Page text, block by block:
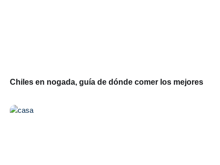
Chiles en nogada, guía de dónde comer los mejores